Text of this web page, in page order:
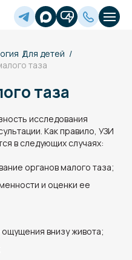
Для детей
таза
таза
исследования
Как правило, УЗИ
в следующих случаях:
органов малого таза;
и оценки ее
внизу живота;